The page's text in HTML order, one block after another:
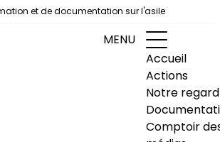
et de documentation sur l'asile
MENU
Accueil
Actions
Notre regard
Comptoir